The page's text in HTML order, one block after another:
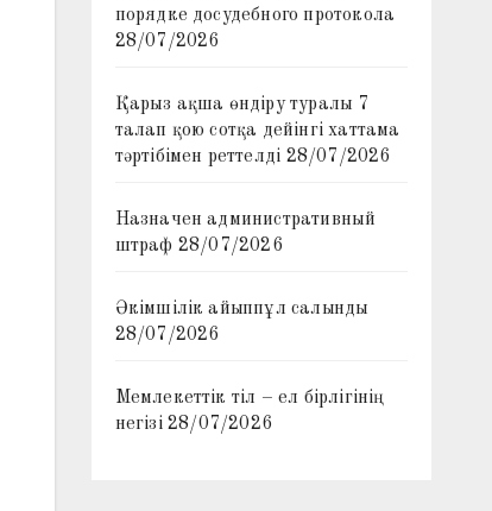
порядке досудебного протокола
28/07/2026
Қарыз ақша өндіру туралы 7
талап қою сотқа дейінгі хаттама
тәртібімен реттелді 28/07/2026
Назначен административный
штраф 28/07/2026
Әкімшілік айыппұл салынды
28/07/2026
Мемлекеттік тіл – ел бірлігінің
негізі 28/07/2026